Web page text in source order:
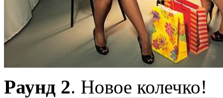
Раунд 2. Новое колечко!